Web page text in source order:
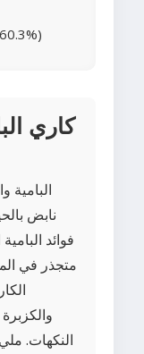
(60.3%)
نابض
فوائد
متجذر في
النكهات.